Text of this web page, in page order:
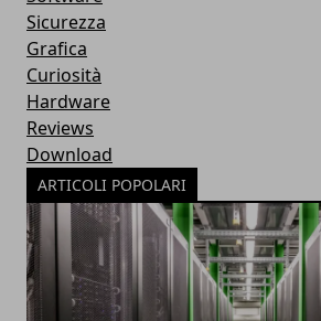
Sicurezza
Grafica
Curiosità
Hardware
Reviews
Download
ARTICOLI POPOLARI